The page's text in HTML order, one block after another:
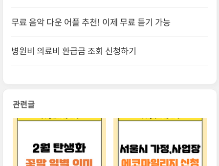
무료 음악 다운 어플 추천! 이제 무료 듣기 가능
병원비 의료비 환급금 조회 신청하기
관련글